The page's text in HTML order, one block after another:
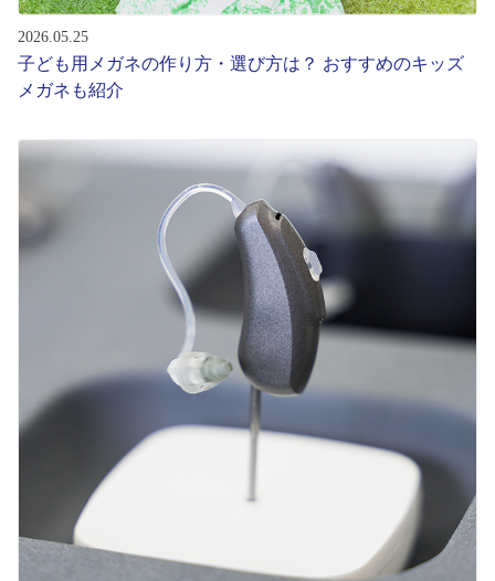
コンタクトレンズ
ブランド一覧
スタッフコンテンツ一覧
コーディネート
レビュー
2026.05.25
子ども用メガネの作り方・選び方は？ おすすめのキッズ
メガネも紹介